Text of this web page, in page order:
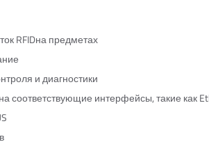
RFIDна предметах
и диагностики
интерфейсы, такие как